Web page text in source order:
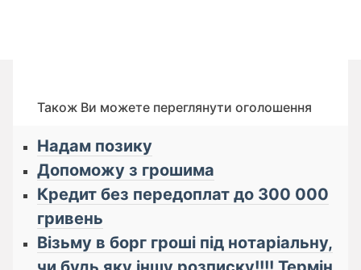
Також Ви можете переглянути оголошення
Надам позику
Допоможу з грошима
Кредит без передоплат до 300 000
гривень
Візьму в борг гроші під нотаріальну,